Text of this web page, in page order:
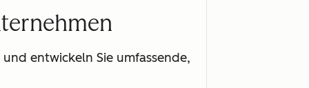
entwickeln Sie umfassende,